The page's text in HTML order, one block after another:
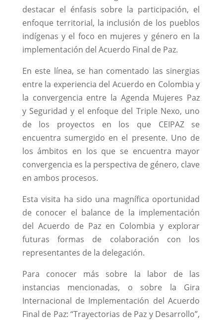
destacar el énfasis sobre la participación, el
enfoque territorial, la inclusión de los pueblos
indígenas y el foco en mujeres y género en la
implementación del Acuerdo Final de Paz.
En este línea, se han comentado las sinergias
entre la experiencia del Acuerdo en Colombia y
la convergencia entre la Agenda Mujeres Paz
y Seguridad y el enfoque del Triple Nexo, uno
de los proyectos en los que CEIPAZ se
encuentra sumergido en el presente. Uno de
los ámbitos en los que se encuentra mayor
convergencia es la perspectiva de género, clave
en ambos procesos.
Esta visita ha sido una magnífica oportunidad
de conocer el balance de la implementación
del Acuerdo de Paz en Colombia y explorar
futuras formas de colaboración con los
representantes de la delegación.
Para conocer más sobre la labor de las
instancias mencionadas, o sobre la Gira
Internacional de Implementación del Acuerdo
Final de Paz: “Trayectorias de Paz y Desarrollo”,